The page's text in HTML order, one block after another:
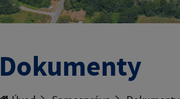
Dokumenty